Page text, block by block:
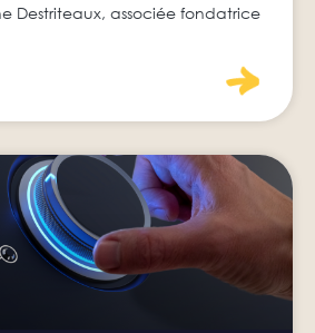
Destriteaux, associée fondatrice